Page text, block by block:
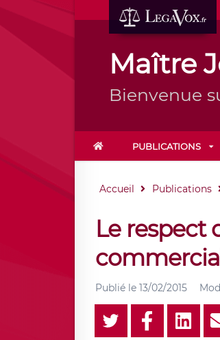
Maître
Bienvenue
PUBLICATIONS
Accueil Publications
Le respect
commercial
Publié le 13/02/2015